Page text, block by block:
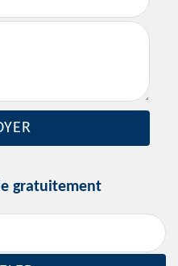
gratuitement